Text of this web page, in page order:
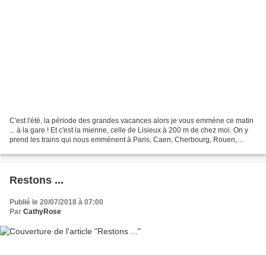
C'est l'été, la période des grandes vacances alors je vous emmène ce matin
... à la gare ! Et c'est la mienne, celle de Lisieux à 200 m de chez moi. On y
prend les trains qui nous emmènent à Paris, Caen, Cherbourg, Rouen,
Restons ...
Publié le 20/07/2018 à 07:00
Par CathyRose